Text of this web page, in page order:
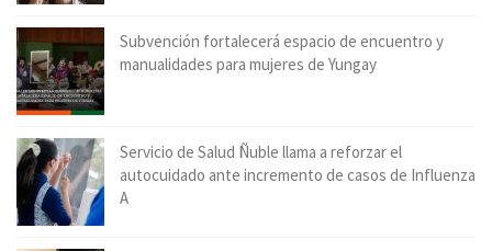
Subvención fortalecerá espacio de encuentro y
manualidades para mujeres de Yungay
Servicio de Salud Ñuble llama a reforzar el
autocuidado ante incremento de casos de Influenza
A